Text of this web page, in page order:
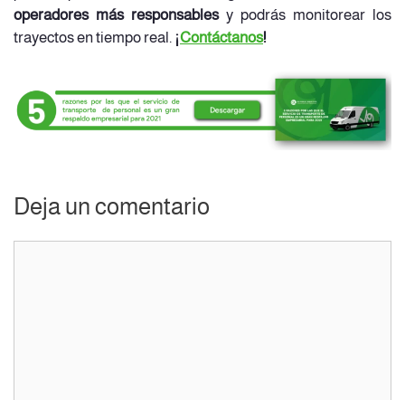
operadores más responsables y podrás monitorear los
trayectos en tiempo real. ¡Contáctanos!
Deja un comentario